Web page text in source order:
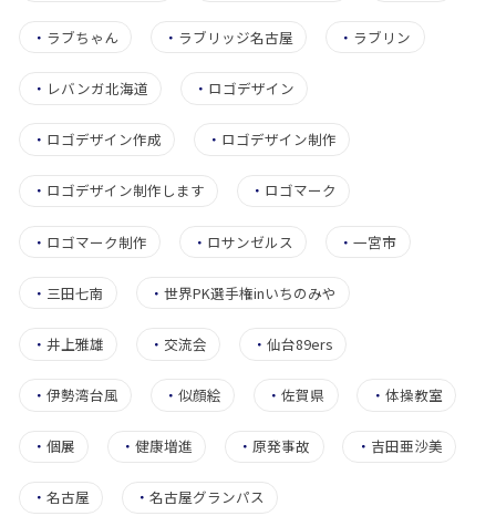
・ ラブちゃん ・ ラブリッジ名古屋 ・ ラブリン
・ レバンガ北海道 ・ ロゴデザイン
・ ロゴデザイン作成 ・ ロゴデザイン制作
・ ロゴデザイン制作します ・ ロゴマーク
・ ロゴマーク制作 ・ ロサンゼルス ・一宮市
・ 三田七南 ・世界PK選手権inいちのみや
・ 井上雅雄 ・ 交流会 ・仙台89ers
・ 伊勢湾台風 ・似顔絵 ・佐賀県 ・ 体操教室
・ 個展 ・健康増進 ・原発事故 ・ 吉田亜沙美
・ 名古屋 ・名古屋グランパス